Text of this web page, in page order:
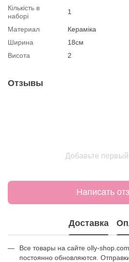
Кількість в
наборі
1
Материал
Кераміка
Ширина
18см
Висота
2
Отзывы
Добавьте
Написать
Доставка
Все товары на сайте olly-
постоянно обновляются.